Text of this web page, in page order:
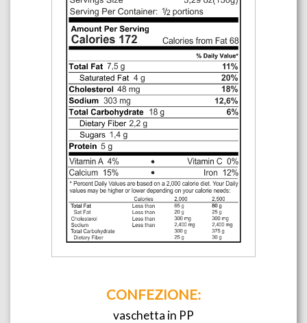
CONFEZIONE:
vaschetta in PP